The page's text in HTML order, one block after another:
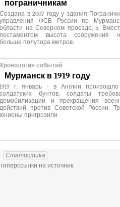
пограничникам
Создана в 2007 году у здания
управления ФСБ России по
области на Северном проезде, 5.
постаментом высота сооружения
больше полутора метров.
Хронология событий
Мурманск в 1919 году
1919 г. январь - в Англии
солдатских бунтов, солдаты
демобилизации и прекращения
действий против Советской России.
юнионы пригрозили
Статистика
на источник.